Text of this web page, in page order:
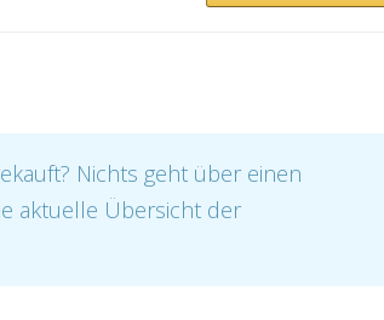
Nichts geht über einen
aktuelle Übersicht der